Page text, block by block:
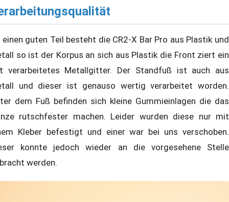
einen guten Teil besteht die CR2-X Bar Pro aus Plastik und
so ist der Korpus an sich aus Plastik die Front ziert ein
verarbeitetes Metallgitter. Der Standfuß ist auch aus
und dieser ist genauso wertig verarbeitet worden.
dem Fuß befinden sich kleine Gummieinlagen die das
rutschfester machen. Leider wurden diese nur mit
Kleber befestigt und einer war bei uns verschoben.
konnte jedoch wieder an die vorgesehene Stelle
werden.